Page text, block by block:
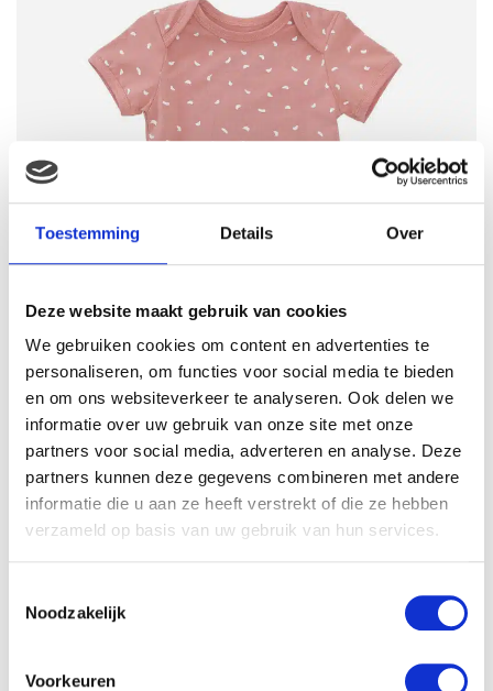
Toestemming Details Over
Deze website maakt gebruik van cookies
We gebruiken cookies om content en advertenties te
personaliseren, om functies voor social media te bieden
en om ons websiteverkeer te analyseren. Ook delen we
informatie over uw gebruik van onze site met onze
partners voor social media, adverteren en analyse. Deze
partners kunnen deze gegevens combineren met andere
informatie die u aan ze heeft verstrekt of die ze hebben
verzameld op basis van uw gebruik van hun services.
Noodzakelijk
Voorkeuren